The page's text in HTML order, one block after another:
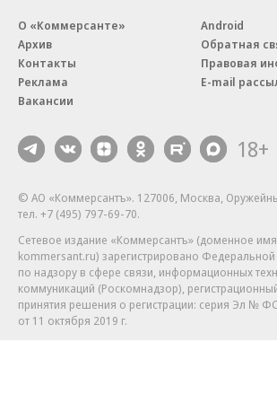
О «Коммерсанте»
Архив
Контакты
Реклама
Вакансии
Android
Обратная
Правовая
E-mail
18+
© АО «Коммерсантъ». 127006, Москва,
тел. +7 (495) 797-69-70.
Сетевое издание «Коммерсантъ» (доменное имя
kommersant.ru) зарегистрировано
по надзору в сфере связи, информационных
коммуникаций (Роскомнадзор),
принятия решения о регистрации: серия Эл №
от 11 октября 2019 г.